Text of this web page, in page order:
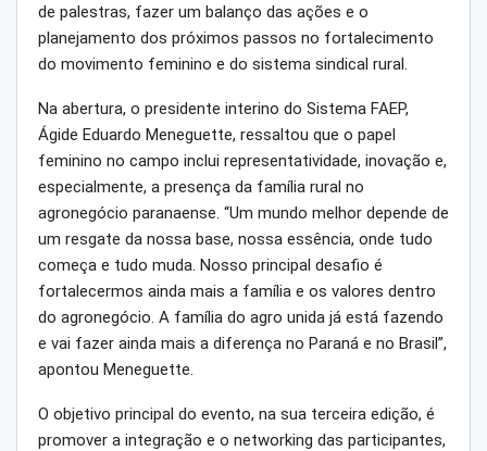
de palestras, fazer um balanço das ações e o
planejamento dos próximos passos no fortalecimento
do movimento feminino e do sistema sindical rural.
Na abertura, o presidente interino do Sistema FAEP,
Ágide Eduardo Meneguette, ressaltou que o papel
feminino no campo inclui representatividade, inovação e,
especialmente, a presença da família rural no
agronegócio paranaense. “Um mundo melhor depende de
um resgate da nossa base, nossa essência, onde tudo
começa e tudo muda. Nosso principal desafio é
fortalecermos ainda mais a família e os valores dentro
do agronegócio. A família do agro unida já está fazendo
e vai fazer ainda mais a diferença no Paraná e no Brasil”,
apontou Meneguette.
O objetivo principal do evento, na sua terceira edição, é
promover a integração e o networking das participantes,